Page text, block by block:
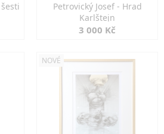
Petrovický Josef - Hrad
Karlštejn
3 000 Kč
NOVÉ